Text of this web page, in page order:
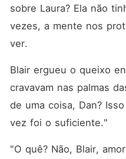
sobre Laura? Ela não
vezes, a mente nos
ver.
Blair ergueu o queixo
cravavam nas palmas
de uma coisa, Dan?
vez foi o suficiente."
"O quê? Não, Blair,